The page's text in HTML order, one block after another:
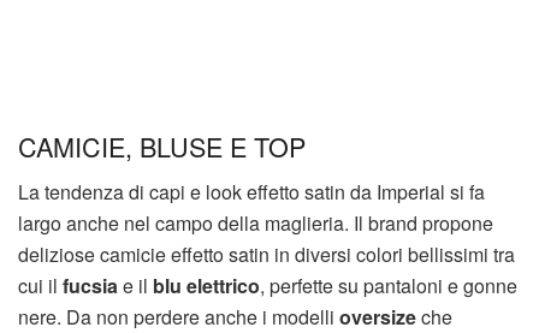
CAMICIE, BLUSE E TOP
La tendenza di capi e look effetto satin da Imperial si fa
largo anche nel campo della maglieria. Il brand propone
deliziose camicie effetto satin in diversi colori bellissimi tra
cui il fucsiae il blu elettrico, perfette su pantaloni e gonne
nere. Da non perdere anche i modelli oversizeche